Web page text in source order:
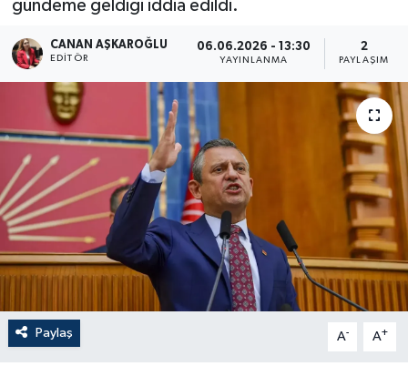
gündeme geldiği iddia edildi.
CANAN AŞKAROĞLU
EDITÖR
06.06.2026 - 13:30
YAYINLANMA
2
PAYLAŞIM
Paylaş A- A+